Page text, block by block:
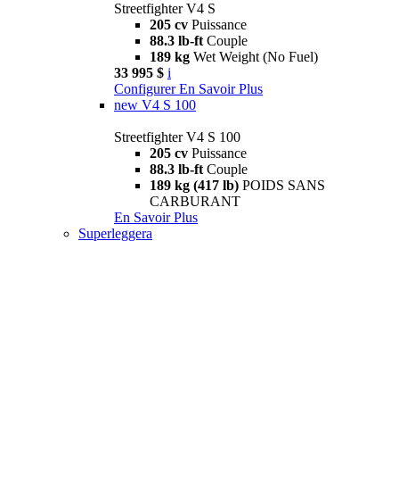
Streetfighter V4 S
205 cv Puissance
88.3 lb-ft Couple
189 kg Wet Weight (No Fuel)
33 995 $ i
Configurer En Savoir Plus
new V4 S 100
Streetfighter V4 S 100
205 cv Puissance
88.3 lb-ft Couple
189 kg (417 lb) POIDS SANS
CARBURANT
En Savoir Plus
Superleggera